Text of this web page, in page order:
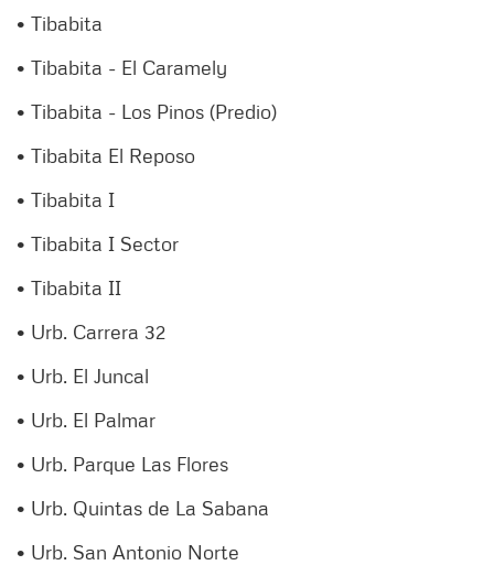
• Tibabita
• Tibabita - El Caramely
• Tibabita - Los Pinos (Predio)
• Tibabita El Reposo
• Tibabita I
• Tibabita I Sector
• Tibabita II
• Urb. Carrera 32
• Urb. El Juncal
• Urb. El Palmar
• Urb. Parque Las Flores
• Urb. Quintas de La Sabana
• Urb. San Antonio Norte